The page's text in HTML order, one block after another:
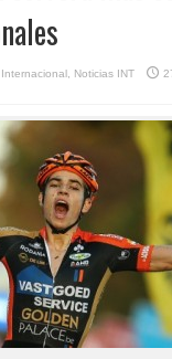
Internacional Noticias INT